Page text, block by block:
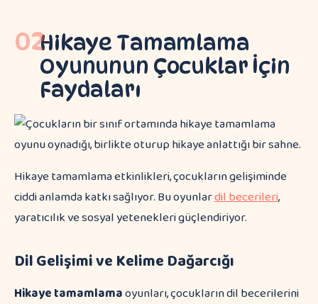
02Hikaye Tamamlama
Oyununun Çocuklar İçin
Faydaları
Hikaye tamamlama etkinlikleri, çocukların gelişiminde
ciddi anlamda katkı sağlıyor. Bu oyunlardil becerileri,
yaratıcılık ve sosyal yetenekleri güçlendiriyor.
Dil Gelişimi ve Kelime Dağarcığı
Hikaye tamamlamaoyunları, çocukların dil becerilerini